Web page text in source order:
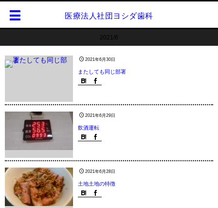
医療法人社団ヨシダ歯科
2021/6
2021年6月30日
またしても同じ部署
2021年6月29日
飲酒運転
2021年6月28日
土地土地の特徴